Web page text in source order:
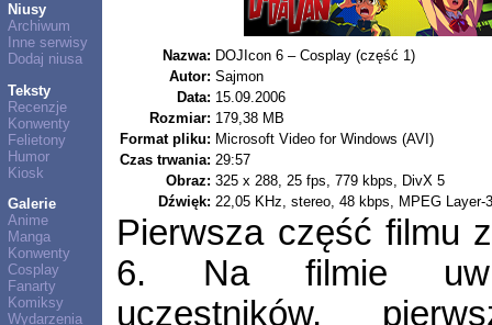
Niusy
Archiwum
Inne serwisy
Dodaj niusa
Teksty
Recenzje
Konwenty
Felietony
Humor
Kiosk
Galerie
Anime
Manga
Konwenty
Cosplay
Fanarty
Komiksy
Wydarzenia
Nazwa: DOJIcon 6 – Cosplay (część 1)
Autor: Sajmon
Data: 15.09.2006
Rozmiar: 179,38 MB
Format pliku: Microsoft Video for Windows (AVI)
Czas trwania: 29:57
Obraz: 325 x 288, 25 fps, 779 kbps, DivX 5
Dźwięk: 22,05 KHz, stereo, 48 kbps, MPEG Layer-
Pierwsza część filmu
6. Na filmie
uczestników,